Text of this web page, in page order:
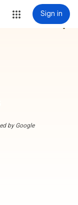
Sign in
more_vert
by Google